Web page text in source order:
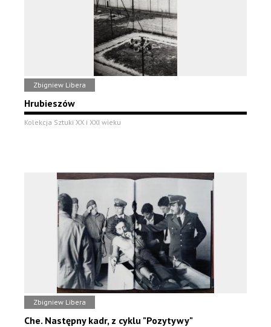
Zbigniew Libera
Hrubieszów
Kolekcja Sztuki XX i XXI wieku
Zbigniew Libera
Che. Następny kadr, z cyklu "Pozytywy"